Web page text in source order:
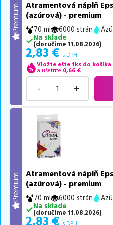
Premium
Atramentová náplň
(azúrová) - premium
70 ml 6000 strán
Na sklade
(doručíme 11.08.2026)
2,83 € s DPH
Vložte ešte 1ks do košíka
a ušetríte 0,66 €
- +
Premium
Atramentová náplň
(azúrová) - premium
70 ml 6000 strán
Na sklade
(doručíme 11.08.2026)